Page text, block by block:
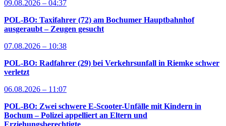
09.08.2026 – 04:37
POL-BO: Taxifahrer (72) am Bochumer Hauptbahnhof
ausgeraubt – Zeugen gesucht
07.08.2026 – 10:38
POL-BO: Radfahrer (29) bei Verkehrsunfall in Riemke schwer
verletzt
06.08.2026 – 11:07
POL-BO: Zwei schwere E-Scooter-Unfälle mit Kindern in
Bochum – Polizei appelliert an Eltern und